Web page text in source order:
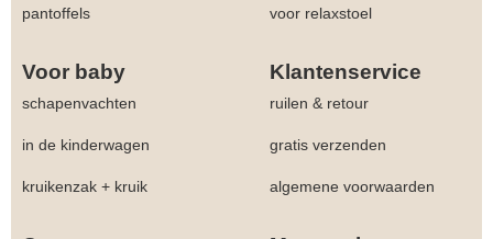
pantoffels voor relaxstoel
Voor baby Klantenservice
schapenvachten ruilen & retour
in de kinderwagen gratis verzenden
kruikenzak + kruik algemene voorwaarden